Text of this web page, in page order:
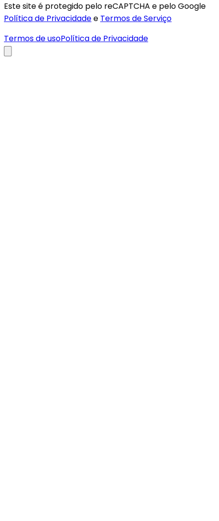
Este site é protegido pelo reCAPTCHA e pelo Google
Política de Privacidadee Termos de Serviço
Termos de usoPolítica de Privacidade